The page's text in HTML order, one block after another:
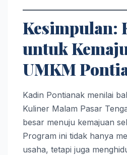
Kesimpulan:
untuk
UMKM
Kadin Pontianak menilai
Kuliner Malam Pasar
besar menuju kemajuan
Program ini tidak hanya
usaha, tetapi juga